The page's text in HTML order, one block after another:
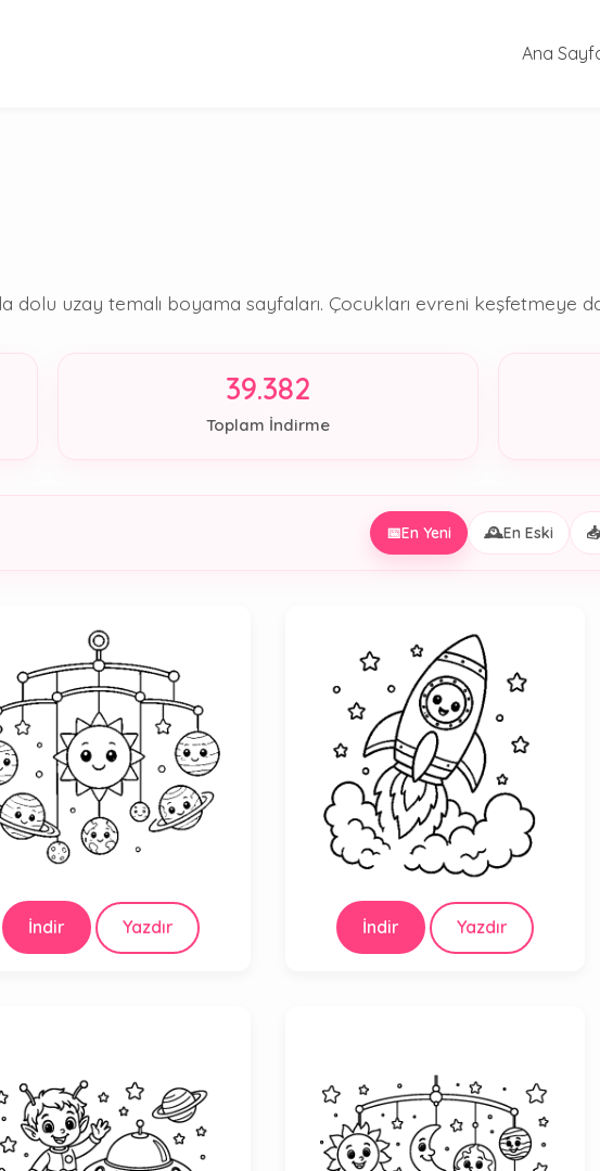
Ana
dolu uzay temalı boyama sayfaları. Çocukları evreni keşfetmeye
39.382
Toplam İndirme
📅En Yeni 🕰️En Eski 📥
İndir Yazdır İndir Yazdır